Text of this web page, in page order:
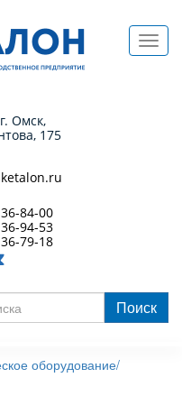
Омск,
175
84-00
94-53
79-18
Поиск
оборудование/